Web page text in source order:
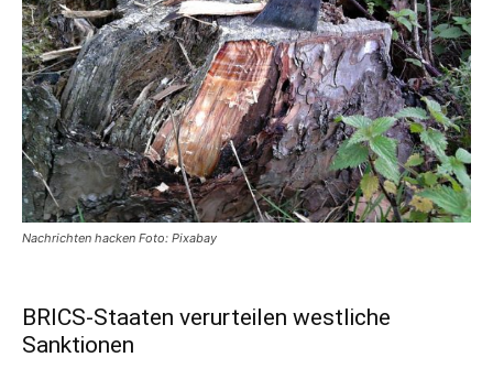
Nachrichten hacken Foto: Pixabay
BRICS-Staaten verurteilen westliche
Sanktionen